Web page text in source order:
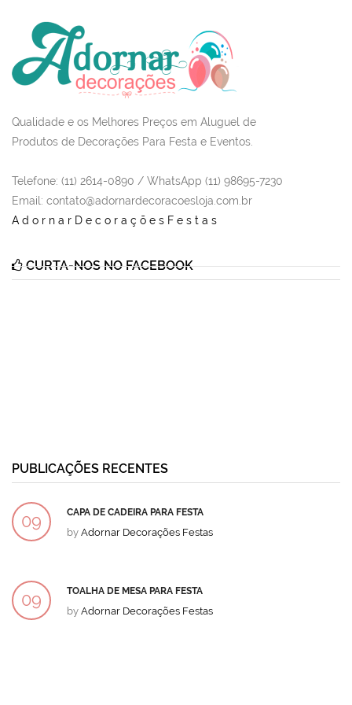
Qualidade e os Melhores Preços em Aluguel de
Produtos de Decorações Para Festa e Eventos.
Telefone: (11) 2614-0890 / WhatsApp (11) 98695-7230
Email : contato@adornardecoracoesloja.com.br
AdornarDecoraçõesFestas
CURTA-NOS NO FACEBOOK
PUBLICAÇÕES RECENTES
09 CAPA DE CADEIRA PARA FESTA
by Adornar Decorações Festas
09 TOALHA DE MESA PARA FESTA
by Adornar Decorações Festas